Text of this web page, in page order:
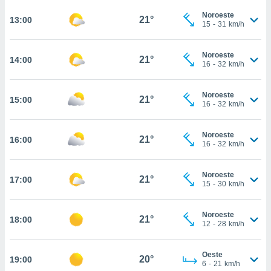
caso,
para
cookies
ou
de
13:00 21°
Noroeste
15 - 31 km/h
14:00 21°
Noroeste
16 - 32 km/h
15:00 21°
Noroeste
16 - 32 km/h
16:00 21°
Noroeste
16 - 32 km/h
17:00 21°
Noroeste
15 - 30 km/h
18:00 21°
Noroeste
12 - 28 km/h
19:00 20°
Oeste
6 - 21 km/h